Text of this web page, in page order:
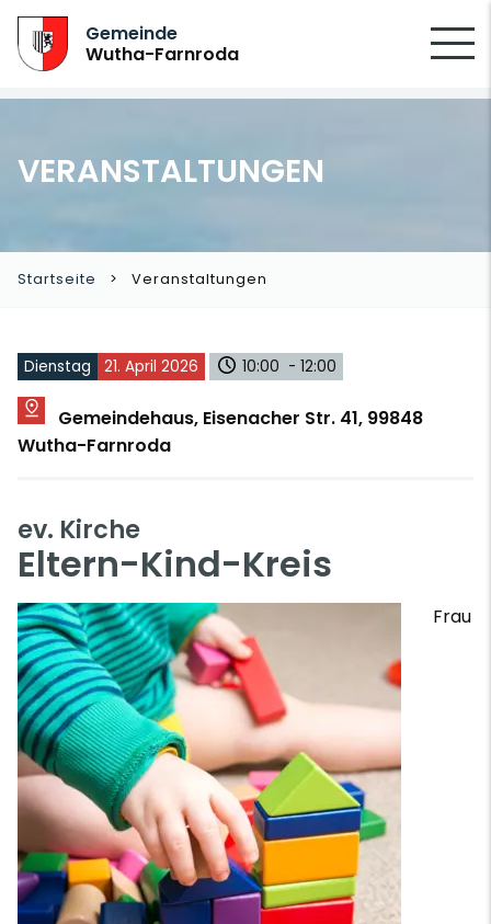
Gemeinde
Wutha-Farnroda
VERANSTALTUNGEN
Startseite Veranstaltungen
Dienstag 21. April 2026 10:00 - 12:00
Gemeindehaus, Eisenacher Str. 41, 99848
Wutha-Farnroda
ev. Kirche
Eltern-Kind-Kreis
Frau